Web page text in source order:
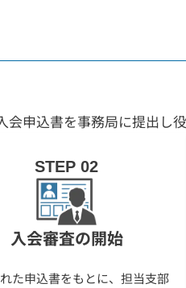
申込書を事務局に提出し
STEP 02
入会審査の開始
た申込書をもとに、担当支部